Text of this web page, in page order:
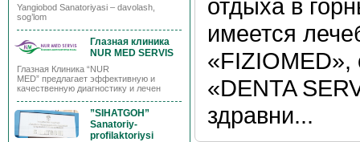
Yangiobod Sanatoriyasi – davolash,
sog’lom
Глазная клиника
NUR MED SERVIS
Глазная Клиника “NUR
MED” предлагает эффективную и
качественную диагностику и лечен
”SIHATGOH”
Sanatoriy-
profilaktoriysi
отдыха в
имеется
«FIZIOMED»,
«DENTA
здравни...